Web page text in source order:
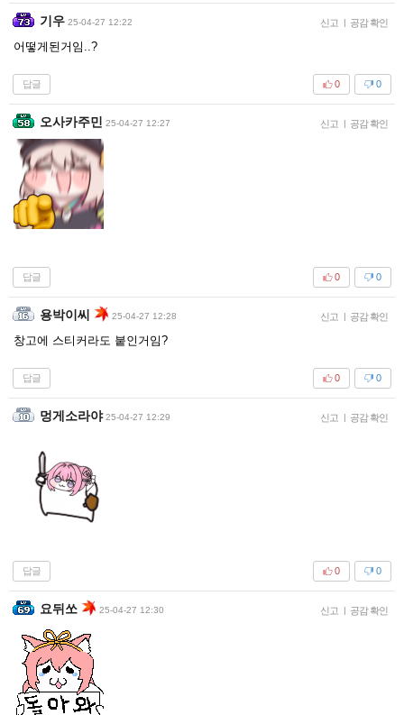
기우 25-04-27 12:22 신고 | 공감 확인
어떻게된거임..?
답글 0
0
오사카주민 25-04-27 12:27 신고 | 공감 확인
답글 0
0
용박이씨 25-04-27 12:28 신고 | 공감 확인
창고에 스티커라도 붙인거임?
답글 0
0
멍게소라야 25-04-27 12:29 신고 | 공감 확인
답글 0
0
요뒤쏘 25-04-27 12:30 신고 | 공감 확인